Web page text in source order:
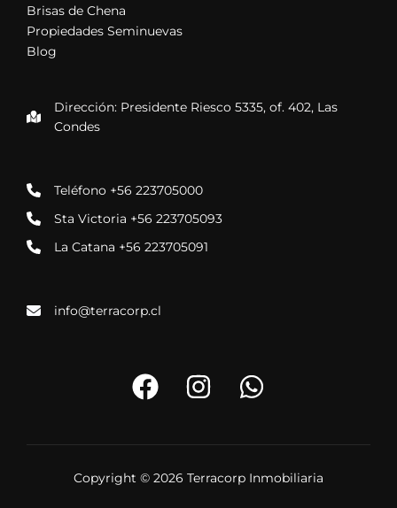
Brisas de Chena
Propiedades Seminuevas
Blog
Dirección: Presidente Riesco 5335, of. 402, Las
Condes
Teléfono +56 223705000
Sta Victoria +56 223705093
La Catana +56 223705091
info@terracorp.cl
Copyright © 2026 Terracorp Inmobiliaria